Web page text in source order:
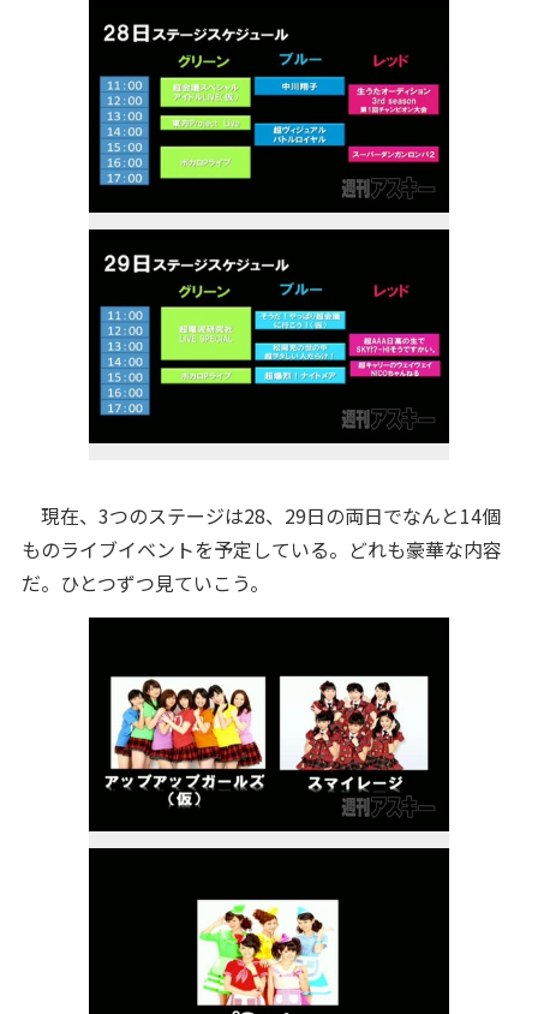
現在、3つのステージは28、29日の両日でなんと14個
ものライブイベントを予定している。どれも豪華な内容
だ。ひとつずつ見ていこう。